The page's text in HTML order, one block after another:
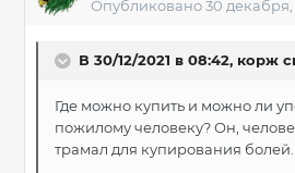
Опубликовано30 декабря,
В 30/12/2021 в 08:42, корж
Где можно купить и можно ли
пожилому человеку? Он,
трамал для купирования болей.